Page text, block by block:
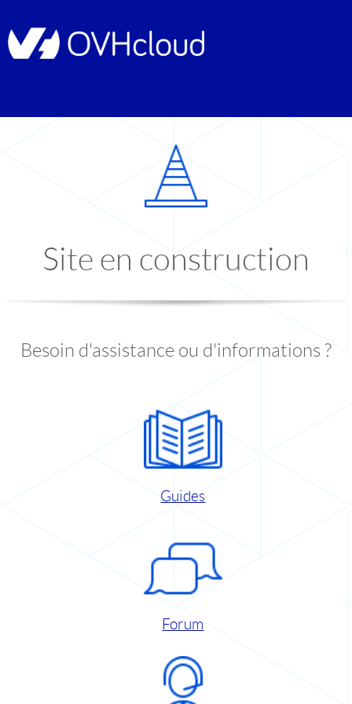
Site en construction
Besoin d'assistance ou d'informations ?
Guides
Forum